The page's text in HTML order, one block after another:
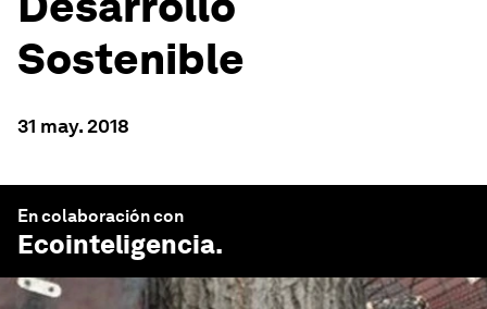
Sostenible
31 may. 2018
En colaboración con
Ecointeligencia.